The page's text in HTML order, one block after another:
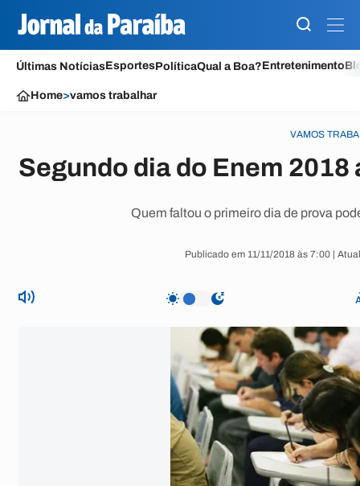
Últimas NotíciasEsportesPolíticaQual a Boa?Entretenimento
Home>vamos trabalhar
VAMOS
Segundo dia do Enem
Quem faltou o primeiro dia de prova
Publicado em 11/11/2018 às 7:00 |